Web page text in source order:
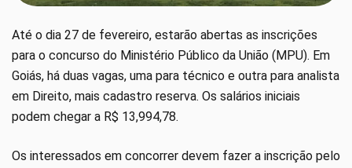
Até o dia 27 de fevereiro, estarão abertas as inscrições
para o concurso do Ministério Público da União (MPU). Em
Goiás, há duas vagas, uma para técnico e outra para analista
em Direito, mais cadastro reserva. Os salários iniciais
podem chegar a R$ 13,994,78.
Os interessados em concorrer devem fazer a inscrição pelo